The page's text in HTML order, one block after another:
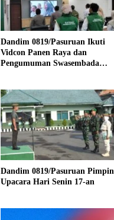
Dandim 0819/Pasuruan Ikuti
Vidcon Panen Raya dan
Pengumuman Swasembada
Dandim 0819/Pasuruan Pimpin
Upacara Hari Senin 17-an